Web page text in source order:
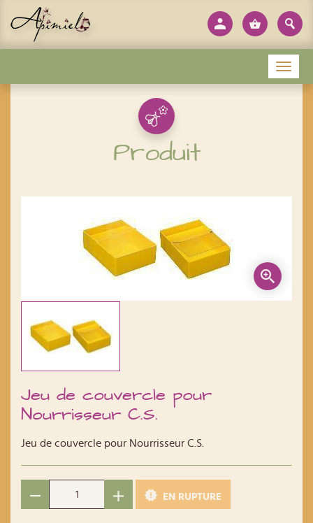
Produit
Jeu de couvercle pour
Nourrisseur C.S.
Jeu de couvercle pour Nourrisseur C.S.
EN RUPTURE
Menu
Panneau de gestion des cookies